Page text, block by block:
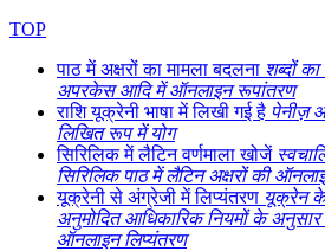
TOP
पाठ में अक्षरों का मामला बदलना शब्दों
अपरकेस आदि में ऑनलाइन रूपांतरण
राशि यूक्रेनी भाषा में लिखी गई है पेनीज़
लिखित रूप में योग
सिरिलिक में लैटिन वर्णमाला खोजें
सिरिलिक पाठ में लैटिन अक्षरों की
यूक्रेनी से अंग्रेजी में लिप्यंतरण यूक्रेन के
अनुमोदित आधिकारिक नियमों के
ऑनलाइन लिप्यंतरण